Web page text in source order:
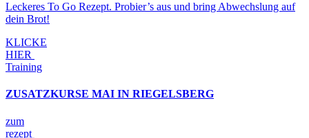
Leckeres To Go Rezept. Probier’s aus und bring Abwechslung auf
dein Brot!
KLICKE
HIER
Training
ZUSATZKURSE MAI IN RIEGELSBERG
zum
rezept